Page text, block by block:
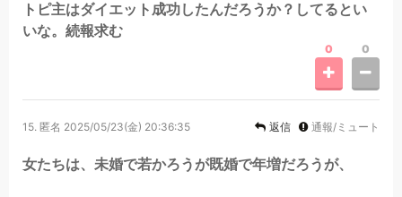
トピ主はダイエット成功したんだろうか？してるとい
いな。続報求む
0 0
15. 匿名 2025/05/23(金) 20:36:35 返信 通報/ミュート
女たちは、未婚で若かろうが既婚で年増だろうが、